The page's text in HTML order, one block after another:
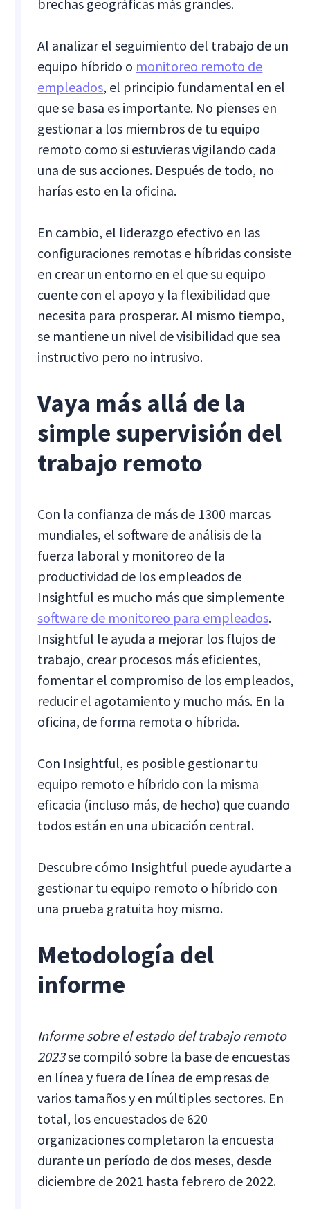
brechas geográficas más grandes.
Al analizar el seguimiento del trabajo de un
equipo híbrido o monitoreo remoto de
empleados, el principio fundamental en el
que se basa es importante. No pienses en
gestionar a los miembros de tu equipo
remoto como si estuvieras vigilando cada
una de sus acciones. Después de todo, no
harías esto en la oficina.
En cambio, el liderazgo efectivo en las
configuraciones remotas e híbridas consiste
en crear un entorno en el que su equipo
cuente con el apoyo y la flexibilidad que
necesita para prosperar. Al mismo tiempo,
se mantiene un nivel de visibilidad que sea
instructivo pero no intrusivo.
Vaya más allá de la
simple supervisión del
trabajo remoto
Con la confianza de más de 1300 marcas
mundiales, el software de análisis de la
fuerza laboral y monitoreo de la
productividad de los empleados de
Insightful es mucho más que simplemente
software de monitoreo para empleados.
Insightful le ayuda a mejorar los flujos de
trabajo, crear procesos más eficientes,
fomentar el compromiso de los empleados,
reducir el agotamiento y mucho más. En la
oficina, de forma remota o híbrida.
Con Insightful, es posible gestionar tu
equipo remoto e híbrido con la misma
eficacia (incluso más, de hecho) que cuando
todos están en una ubicación central.
Descubre cómo Insightful puede ayudarte a
gestionar tu equipo remoto o híbrido con
una prueba gratuita hoy mismo.
Metodología del
informe
Informe sobre el estado del trabajo remoto
2023se compiló sobre la base de encuestas
en línea y fuera de línea de empresas de
varios tamaños y en múltiples sectores. En
total, los encuestados de 620
organizaciones completaron la encuesta
durante un período de dos meses, desde
diciembre de 2021 hasta febrero de 2022.